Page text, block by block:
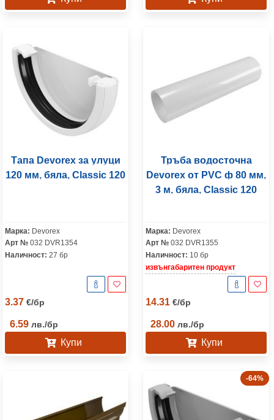
Тапа Devorex за улуци
120 мм, бяла, Classic 120
Марка: Devorex
Арт № 032 DVR1354
Наличност: 27 бр
3.37 €/бр
6.59 лв./бр
Купи
Тръба водосточна
Devorex от PVC ф 80 мм,
3 м, бяла, Classic 120
Марка: Devorex
Арт № 032 DVR1355
Наличност: 10 бр
извънгабаритен продукт
14.31 €/бр
28.00 лв./бр
Купи
-64%